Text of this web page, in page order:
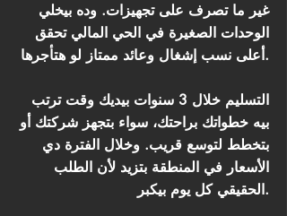
غير ما تصرف على تجهيزات. وده بيخلي
الوحدات الصغيرة في الحي المالي تحقق
أعلى نسب إشغال وعائد ممتاز لو هتأجرها.
التسليم خلال 3 سنوات بيديك وقت ترتب
بيه خطواتك براحتك، سواء بتجهز شركتك أو
بتخطط لتوسع قريب. وخلال الفترة دي
الأسعار في المنطقة بتزيد لأن الطلب
الحقيقي كل يوم بيكبر.